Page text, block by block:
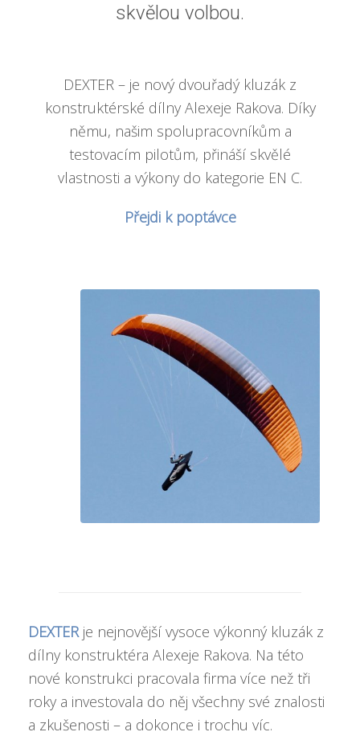
skvělou volbou.
DEXTER – je nový dvouřadý kluzák z
konstruktérské dílny Alexeje Rakova. Díky
němu, našim spolupracovníkům a
testovacím pilotům, přináší skvělé
vlastnosti a výkony do kategorie EN C.
Přejdi k poptávce
DEXTERje nejnovější vysoce výkonný kluzák z
dílny konstruktéra Alexeje Rakova. Na této
nové konstrukci pracovala firma více než tři
roky a investovala do něj všechny své znalosti
a zkušenosti – a dokonce i trochu víc.